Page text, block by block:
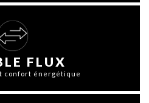
FLUX
confort énergétique